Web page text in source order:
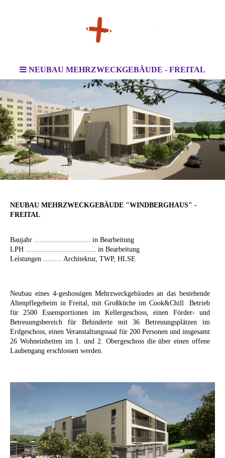
NEUBAU MEHRZWECKGEBÄUDE - FREITAL
NEUBAU MEHRZWECKGEBÄUDE "WINDBERGHAUS" -
FREITAL
Baujahr ............................ in Bearbeitung
LPH ................................... in Bearbeitung
Leistungen ......... Architektur, TWP, HLSE
Neubau eines 4-geshossigen Mehrzweckgebäudes an das bestehende
Altenpflegeheim in Freital, mit Großküche im Cook&Chill Betrieb
für 2500 Essensportionen im Kellergeschoss, einen Förder- und
Betreuungsbereich für Behinderte mit 36 Betreuungsplätzen im
Erdgeschoss, einen Veranstaltungssaal für 200 Personen und insgesamt
26 Wohneinheiten im 1. und 2. Obergeschoss die über einen offene
Laubengang erschlossen werden.